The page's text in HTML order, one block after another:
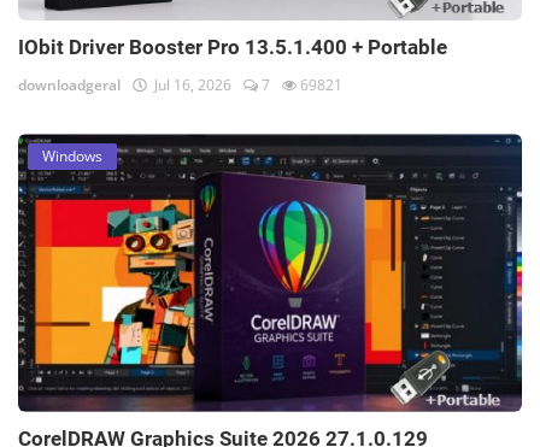
IObit Driver Booster Pro 13.5.1.400 + Portable
downloadgeral Jul 16, 2026 7 69821
Windows
CorelDRAW Graphics Suite 2026 27.1.0.129